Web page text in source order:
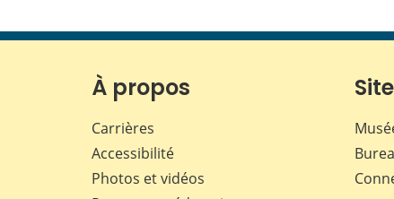
À propos
Carrières
Accessibilité
Photos et vidéos